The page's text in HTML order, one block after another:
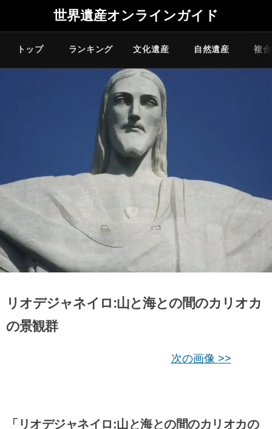
世界遺産オンラインガイド
トップ ランキング 文化遺産 自然遺産 複
リオデジャネイロ:山と海との間のカリオカ
の景観群
次の画像 >>
「リオデジャネイロ:山と海との間のカリオカの